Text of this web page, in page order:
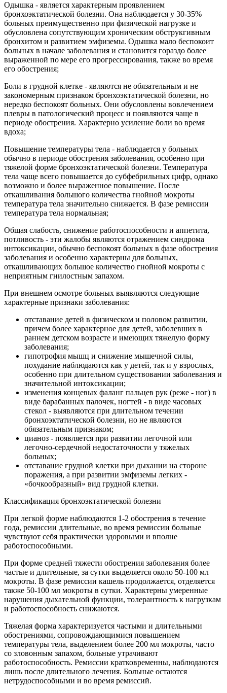
Одышка - является характерным проявлением
бронхоэктатической болезни. Она наблюдается у 30-35%
больных преимущественно при физической нагрузке и
обусловлена сопутствующим хроническим обструкгивным
бронхитом и развитием эмфиземы. Одышка мало беспокоит
больных в начале заболевания и становится гораздо более
выраженной по мере его прогрессирования, также во время
его обострения;
Боли в грудной клетке - являются не обязательным и не
закономерным признаком бронхоэктатической болезни, но
нередко беспокоят больных. Они обусловлены вовлечением
плевры в патологический процесс и появляются чаще в
периоде обострения. Характерно усиление боли во время
вдоха;
Повышение температуры тела - наблюдается у больных
обычно в периоде обострения заболевания, особенно при
тяжелой форме бронхоэктатической болезни. Температура
тела чаще всего повышается до субфебрильных цифр, однако
возможно и более выраженное повышение. После
откашливания большого количества гнойной мокроты
температура тела значительно снижается. В фазе ремиссии
температура тела нормальная;
Общая слабость, снижение работоспособности и аппетита,
потливость - эти жалобы являются отражением синдрома
интоксикации, обычно беспокоят больных в фазе обострения
заболевания и особенно характерны для больных,
откашливающих большое количество гнойной мокроты с
неприятным гнилостным запахом.
При внешнем осмотре больных выявляются следующие
характерные признаки заболевания:
отставание детей в физическом и половом развитии,
причем более характерное для детей, заболевших в
раннем детском возрасте и имеющих тяжелую форму
заболевания;
гипотрофия мышц и снижение мышечной силы,
похудание наблюдаются как у детей, так и у взрослых,
особенно при длительном существовании заболевания и
значительной интоксикации;
изменения концевых фаланг пальцев рук (реже - ног) в
виде барабанных палочек, ногтей - в виде часовых
стекол - выявляются при длительном течении
бронхоэктатической болезни, но не являются
обязательным признаком;
цианоз - появляется при развитии легочной или
легочно-сердечной недостаточности у тяжелых
больных;
отставание грудной клетки при дыхании на стороне
поражения, а при развитии эмфиземы легких -
«бочкообразный» вид грудной клетки.
Классификация бронхоэктатической болезни
При легкой форме наблюдаются 1-2 обострения в течение
года, ремиссии длительные, во время ремиссии больные
чувствуют себя практически здоровыми и вполне
работоспособными.
При форме средней тяжести обострения заболевания более
частые и длительные, за сутки выделяется около 50-100 мл
мокроты. В фазе ремиссии кашель продолжается, отделяется
также 50-100 мл мокроты в сутки. Характерны умеренные
нарушения дыхательной функции, толерантность к нагрузкам
и работоспособность снижаются.
Тяжелая форма характеризуется частыми и длительными
обострениями, сопровождающимися повышением
температуры тела, выделением более 200 мл мокроты, часто
со зловонным запахом, больные утрачивают
работоспособность. Ремиссии кратковременны, наблюдаются
лишь после длительного лечения. Больные остаются
нетрудоспособными и во время ремиссий.